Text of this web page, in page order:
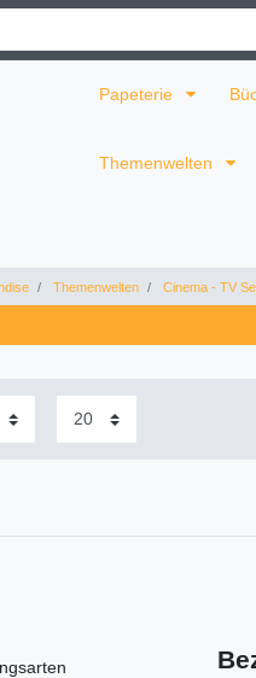
Papeterie
Themenwelten
Themenwelten Cinema - TV